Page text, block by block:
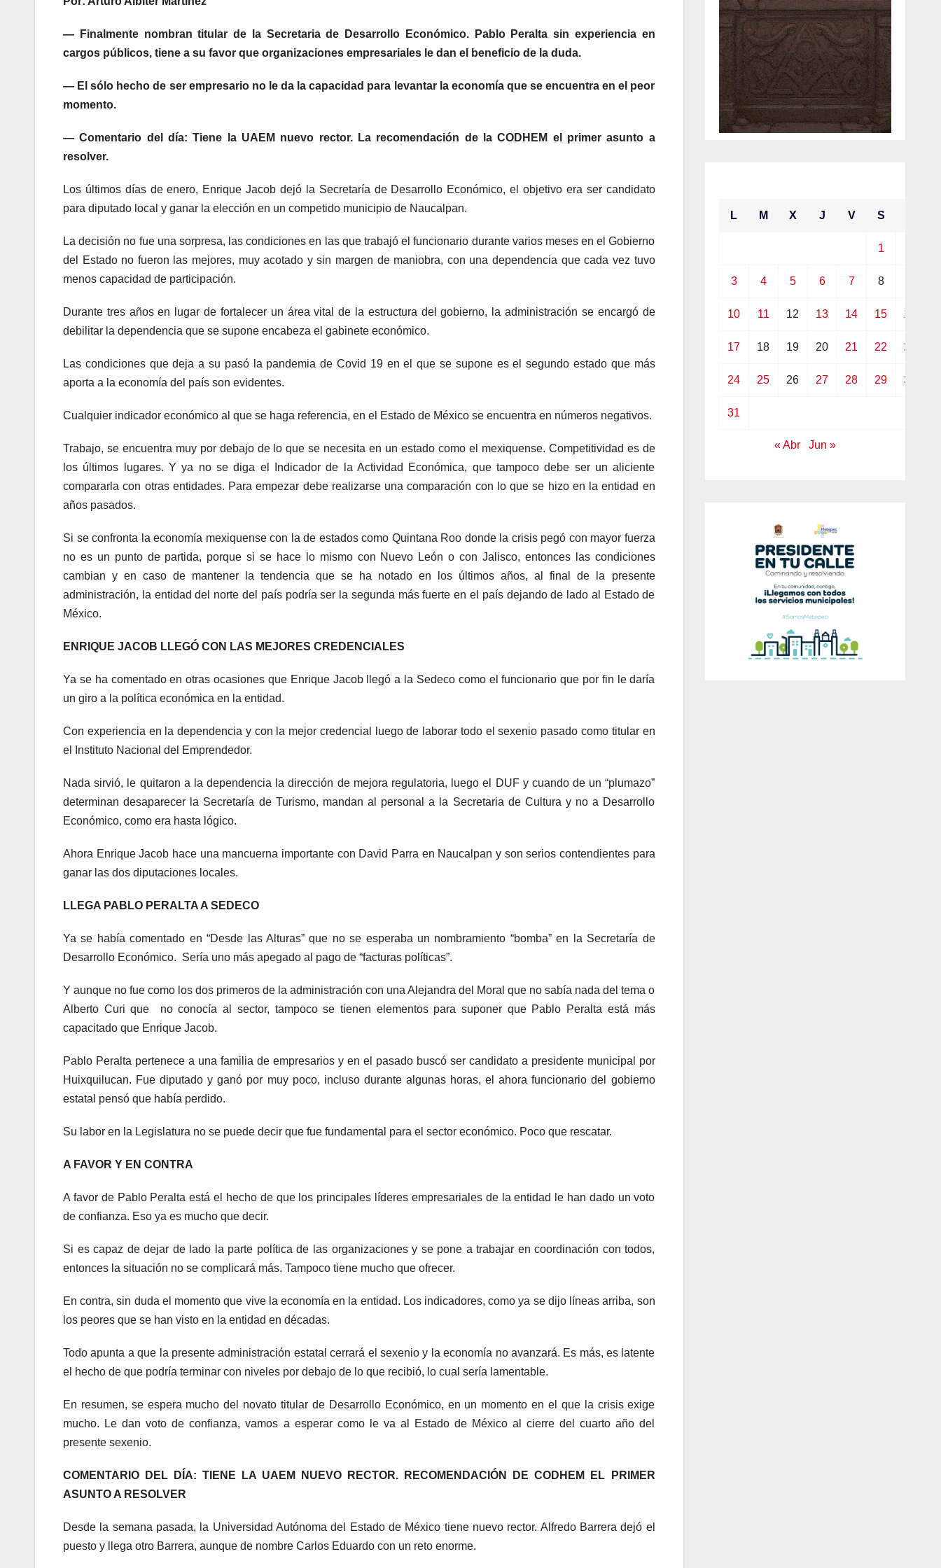
— Finalmente nombran titular de la Secretaria de Desarrollo Económico. Pablo Peralta sin experiencia en
cargos públicos, tiene a su favor que organizaciones empresariales le dan el beneficio de la duda.
— El sólo hecho de ser empresario no le da la capacidad para levantar la economía que se encuentra en el peor
momento.
— Comentario del día: Tiene la UAEM nuevo rector. La recomendación de la CODHEM el primer asunto a
resolver.
Los últimos días de enero, Enrique Jacob dejó la Secretaría de Desarrollo Económico, el objetivo era ser candidato
para diputado local y ganar la elección en un competido municipio de Naucalpan.
La decisión no fue una sorpresa, las condiciones en las que trabajó el funcionario durante varios meses en el Gobierno
del Estado no fueron las mejores, muy acotado y sin margen de maniobra, con una dependencia que cada vez tuvo
menos capacidad de participación.
Durante tres años en lugar de fortalecer un área vital de la estructura del gobierno, la administración se encargó de
debilitar la dependencia que se supone encabeza el gabinete económico.
Las condiciones que deja a su pasó la pandemia de Covid 19 en el que se supone es el segundo estado que más
aporta a la economía del país son evidentes.
Cualquier indicador económico al que se haga referencia, en el Estado de México se encuentra en números negativos.
Trabajo, se encuentra muy por debajo de lo que se necesita en un estado como el mexiquense. Competitividad es de
los últimos lugares. Y ya no se diga el Indicador de la Actividad Económica, que tampoco debe ser un aliciente
compararla con otras entidades. Para empezar debe realizarse una comparación con lo que se hizo en la entidad en
años pasados.
Si se confronta la economía mexiquense con la de estados como Quintana Roo donde la crisis pegó con mayor fuerza
no es un punto de partida, porque si se hace lo mismo con Nuevo León o con Jalisco, entonces las condiciones
cambian y en caso de mantener la tendencia que se ha notado en los últimos años, al final de la presente
administración, la entidad del norte del país podría ser la segunda más fuerte en el país dejando de lado al Estado de
México.
ENRIQUE JACOB LLEGÓ CON LAS MEJORES CREDENCIALES
Ya se ha comentado en otras ocasiones que Enrique Jacob llegó a la Sedeco como el funcionario que por fin le daría
un giro a la política económica en la entidad.
Con experiencia en la dependencia y con la mejor credencial luego de laborar todo el sexenio pasado como titular en
el Instituto Nacional del Emprendedor.
Nada sirvió, le quitaron a la dependencia la dirección de mejora regulatoria, luego el DUF y cuando de un “plumazo”
determinan desaparecer la Secretaría de Turismo, mandan al personal a la Secretaria de Cultura y no a Desarrollo
Económico, como era hasta lógico.
Ahora Enrique Jacob hace una mancuerna importante con David Parra en Naucalpan y son serios contendientes para
ganar las dos diputaciones locales.
LLEGA PABLO PERALTA A SEDECO
Ya se había comentado en “Desde las Alturas” que no se esperaba un nombramiento “bomba” en la Secretaría de
Desarrollo Económico. Sería uno más apegado al pago de “facturas políticas”.
Y aunque no fue como los dos primeros de la administración con una Alejandra del Moral que no sabía nada del tema o
Alberto Curi que no conocía al sector, tampoco se tienen elementos para suponer que Pablo Peralta está más
capacitado que Enrique Jacob.
Pablo Peralta pertenece a una familia de empresarios y en el pasado buscó ser candidato a presidente municipal por
Huixquilucan. Fue diputado y ganó por muy poco, incluso durante algunas horas, el ahora funcionario del gobierno
estatal pensó que había perdido.
Su labor en la Legislatura no se puede decir que fue fundamental para el sector económico. Poco que rescatar.
A FAVOR Y EN CONTRA
A favor de Pablo Peralta está el hecho de que los principales líderes empresariales de la entidad le han dado un voto
de confianza. Eso ya es mucho que decir.
Si es capaz de dejar de lado la parte política de las organizaciones y se pone a trabajar en coordinación con todos,
entonces la situación no se complicará más. Tampoco tiene mucho que ofrecer.
En contra, sin duda el momento que vive la economía en la entidad. Los indicadores, como ya se dijo líneas arriba, son
los peores que se han visto en la entidad en décadas.
Todo apunta a que la presente administración estatal cerrará el sexenio y la economía no avanzará. Es más, es latente
el hecho de que podría terminar con niveles por debajo de lo que recibió, lo cual sería lamentable.
En resumen, se espera mucho del novato titular de Desarrollo Económico, en un momento en el que la crisis exige
mucho. Le dan voto de confianza, vamos a esperar como le va al Estado de México al cierre del cuarto año del
presente sexenio.
COMENTARIO DEL DÍA: TIENE LA UAEM NUEVO RECTOR. RECOMENDACIÓN DE CODHEM EL PRIMER
ASUNTO A RESOLVER
Desde la semana pasada, la Universidad Autónoma del Estado de México tiene nuevo rector. Alfredo Barrera dejó el
puesto y llega otro Barrera, aunque de nombre Carlos Eduardo con un reto enorme.
L M X J V S
1
3 4 5 6 7 8
10 11 12 13 14 15 16
17 18 19 20 21 22 23
24 25 26 27 28 29 30
31
« Abr Jun »